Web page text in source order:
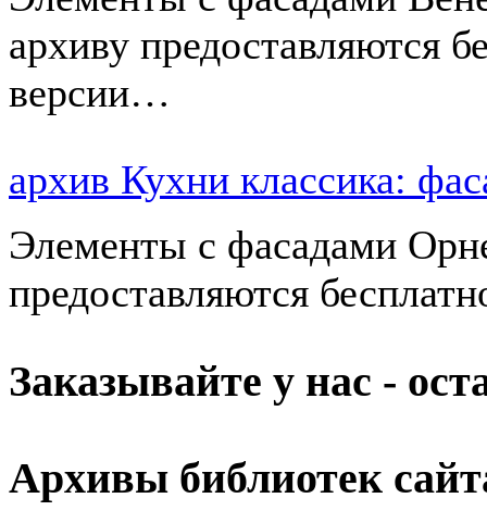
архиву предоставляются
версии…
архив Кухни классика:
Элементы с фасадами
предоставляются
Заказывайте у нас -
Архивы библиотек